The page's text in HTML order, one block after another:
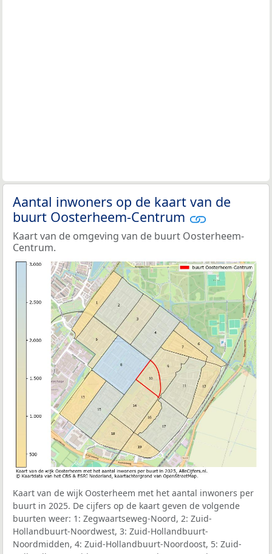
Aantal inwoners op de kaart van de
buurt Oosterheem-Centrum
Kaart van de omgeving van de buurt Oosterheem-
Centrum.
Kaart van de wijk Oosterheem met het aantal inwoners per
buurt in 2025. De cijfers op de kaart geven de volgende
buurten weer: 1: Zegwaartseweg-Noord, 2: Zuid-
Hollandbuurt-Noordwest, 3: Zuid-Hollandbuurt-
Noordmidden, 4: Zuid-Hollandbuurt-Noordoost, 5: Zuid-